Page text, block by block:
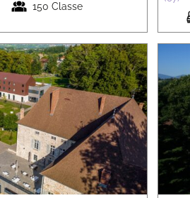
150 Classe
Clairefontaine
Maisons Séminaire Isère (38)